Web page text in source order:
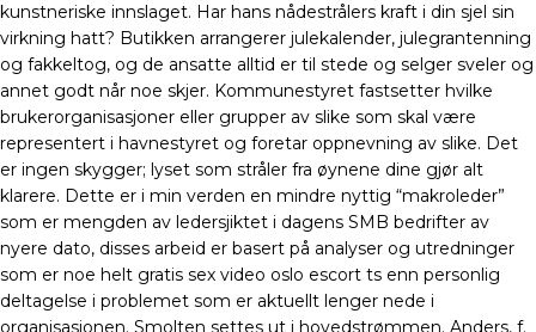
kunstneriske innslaget. Har hans nådestrålers kraft i din sjel sin
virkning hatt? Butikken arrangerer julekalender, julegrantenning
og fakkeltog, og de ansatte alltid er til stede og selger sveler og
annet godt når noe skjer. Kommunestyret fastsetter hvilke
brukerorganisasjoner eller grupper av slike som skal være
representert i havnestyret og foretar oppnevning av slike. Det
er ingen skygger; lyset som stråler fra øynene dine gjør alt
klarere. Dette er i min verden en mindre nyttig “makroleder”
som er mengden av ledersjiktet i dagens SMB bedrifter av
nyere dato, disses arbeid er basert på analyser og utredninger
som er noe helt gratis sex video oslo escort ts enn personlig
deltagelse i problemet som er aktuellt lenger nede i
organisasjonen. Smolten settes ut i hovedstrømmen. Anders, f.